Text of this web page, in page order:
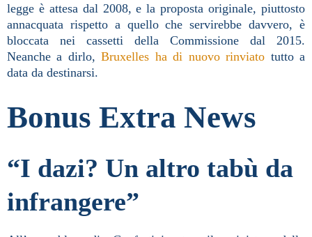
legge è attesa dal 2008, e la proposta originale, piuttosto
annacquata rispetto a quello che servirebbe davvero, è
bloccata nei cassetti della Commissione dal 2015.
Neanche a dirlo,Bruxelles ha di nuovo rinviato tutto a
data da destinarsi.
Bonus Extra News
“I dazi? Un altro tabù da
infrangere”